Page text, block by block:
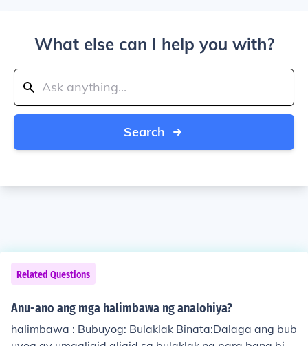
What else can I help you with?
Search
Related Questions
Anu-ano ang mga halimbawa ng analohiya?
halimbawa : Bubuyog: Bulaklak Binata:Dalaga ang bub